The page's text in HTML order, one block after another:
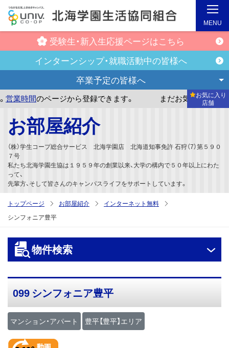
受験生・新入生応援ページはこちら
インターンシップ・就職活動中の皆様へ
卒業予定の皆様へ
ージから登録できます。 まだお気に入り店舗が登録され
お気に入り
店舗
MENU
お部屋紹介
（株）学生コープ総合サービス 北海学園店 北海道知事免許 石狩（7）第５９０
７号
私たち北海学園生協は１９５９年の創業以来、大学の構内で５０年以上にわた
って、
先輩方、そして皆さんのキャンパスライフをサポートしています。
トップページ お部屋紹介
インターネット無料
シンフォニア豊平
物件検索
099 シンフォニア豊平
マンション・アパート 豊平【豊平】エリア